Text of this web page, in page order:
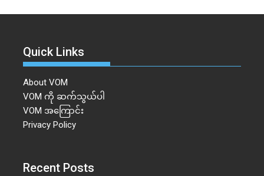
Quick Links
About VOM
VOM ကို ဆက်သွယ်ပါ
VOM အကြောင်း
Privacy Policy
Recent Posts